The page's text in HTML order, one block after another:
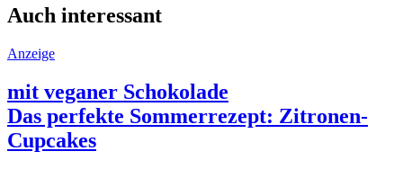
Auch interessant
Anzeige
mit veganer Schokolade
Das perfekte Sommerrezept: Zitronen-
Cupcakes